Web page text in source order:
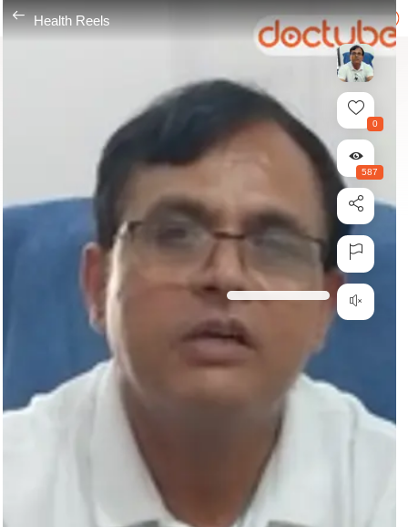
---
Health Reels
0
587